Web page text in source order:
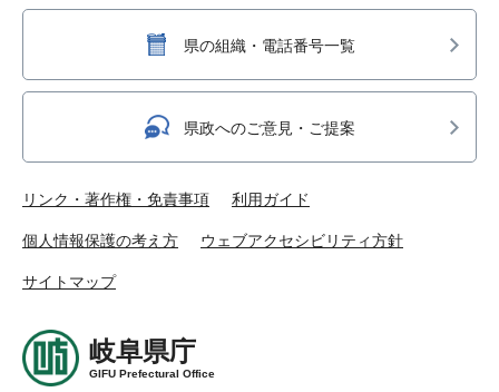
県の組織・電話番号一覧
県政へのご意見・ご提案
リンク・著作権・免責事項 利用ガイド
個人情報保護の考え方 ウェブアクセシビリティ方針
サイトマップ
岐阜県庁
GIFU Prefectural Office